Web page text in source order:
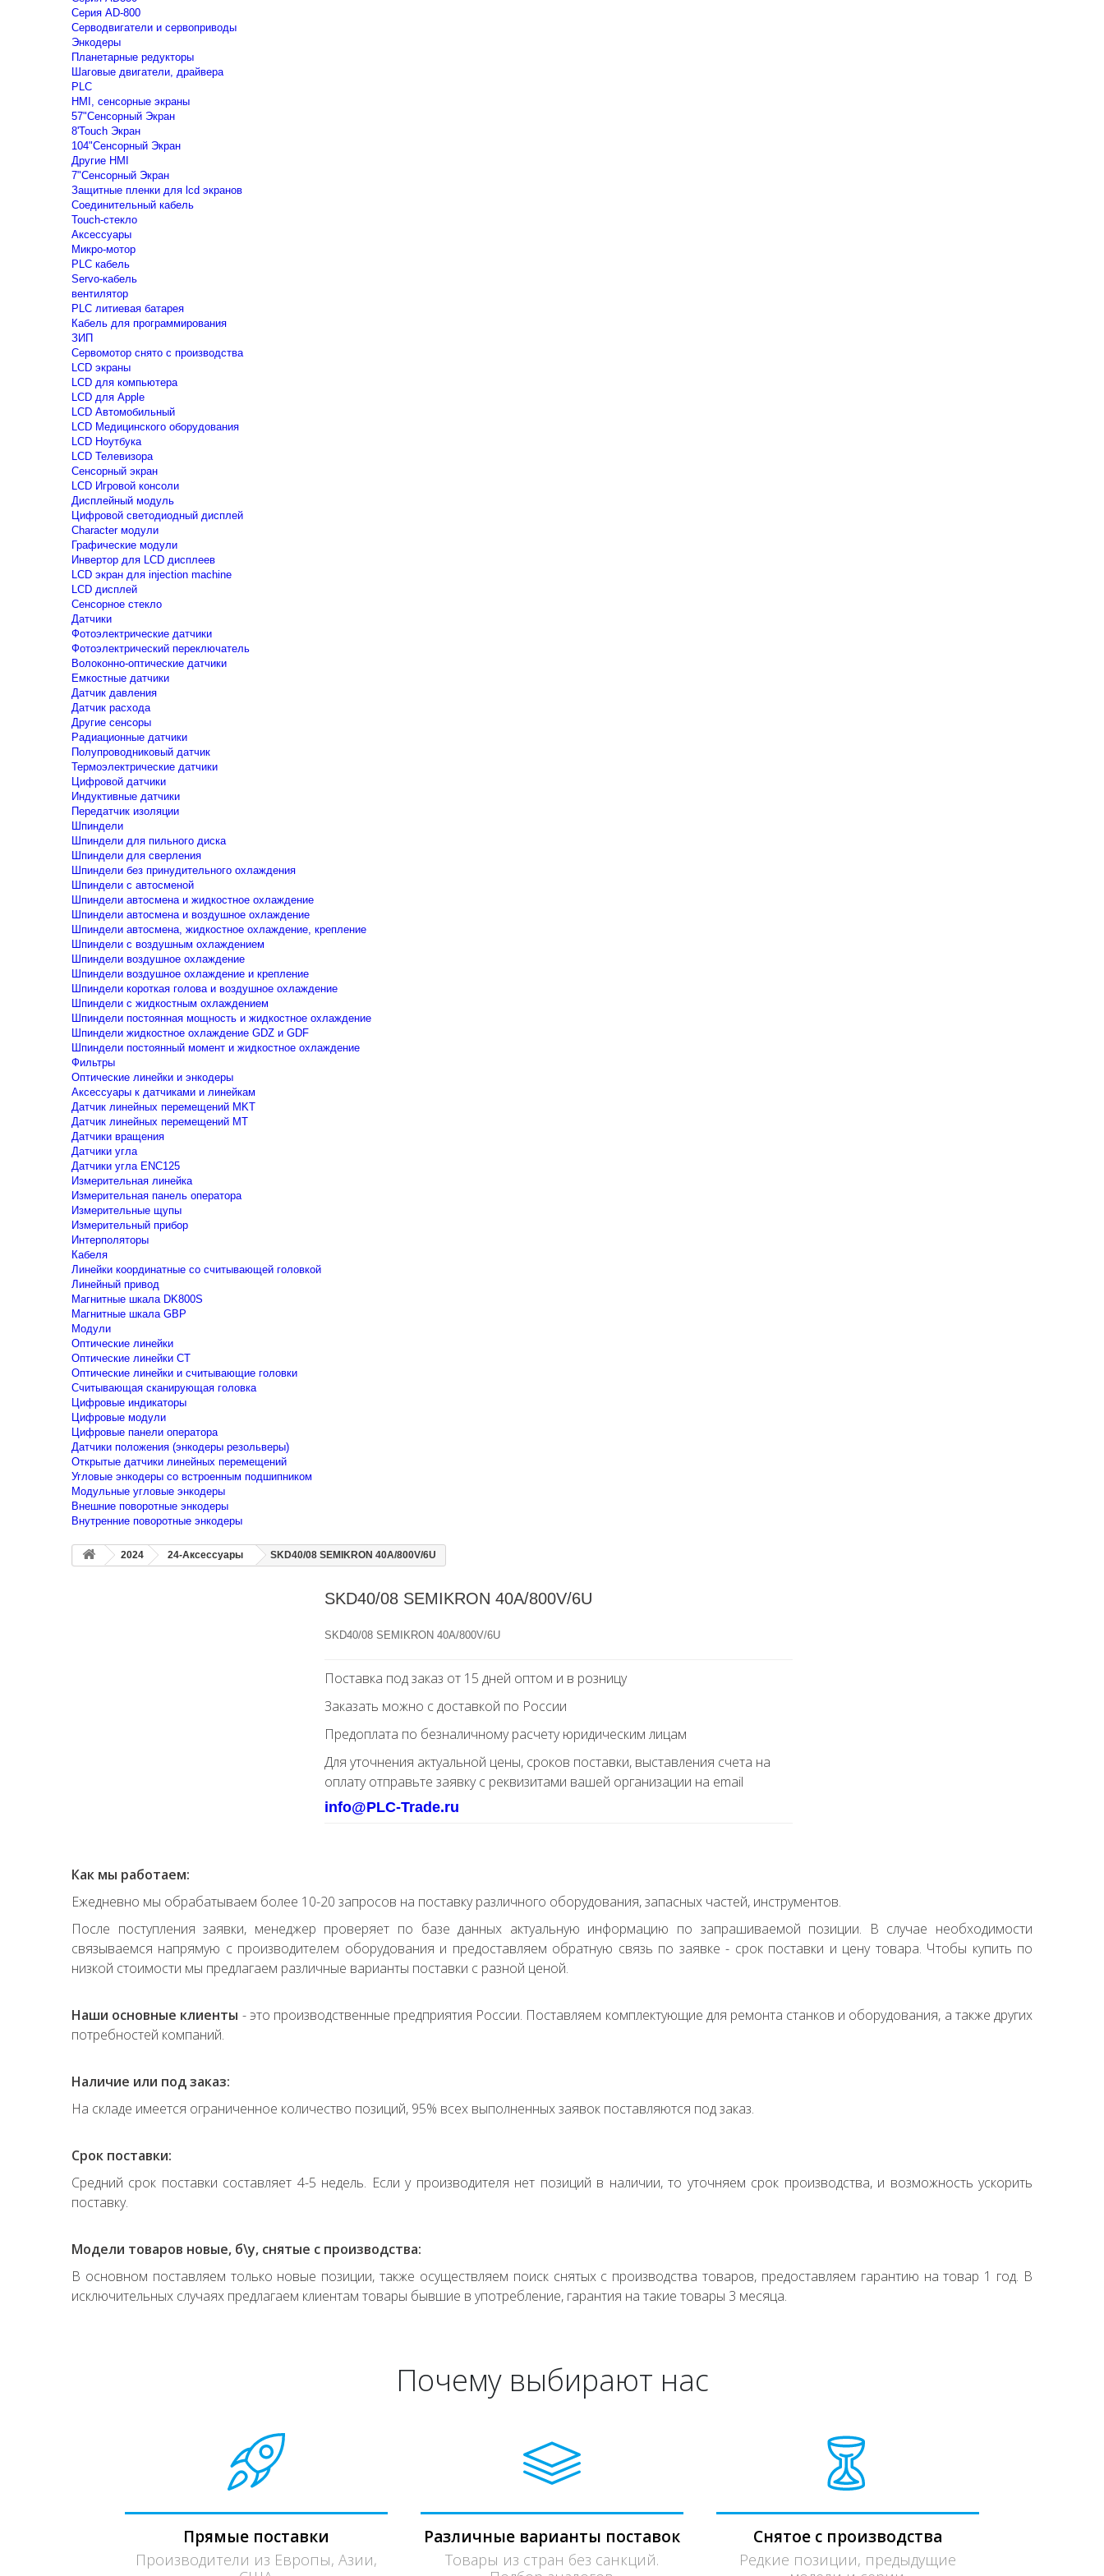
Серия AD-800
Серводвигатели и сервоприводы
Энкодеры
Планетарные редукторы
Шаговые двигатели, драйвера
PLC
HMI, сенсорные экраны
57"Сенсорный Экран
8'Touch Экран
104"Сенсорный Экран
Другие HMI
7"Сенсорный Экран
Защитные пленки для lcd экранов
Соединительный кабель
Touch-стекло
Аксессуары
Микро-мотор
PLC кабель
Servo-кабель
вентилятор
PLC литиевая батарея
Кабель для программирования
ЗИП
Сервомотор снято с производства
LCD экраны
LCD для компьютера
LCD для Apple
LCD Автомобильный
LCD Медицинского оборудования
LCD Ноутбука
LCD Телевизора
Сенсорный экран
LCD Игровой консоли
Дисплейный модуль
Цифровой светодиодный дисплей
Сharacter модули
Графические модули
Инвертор для LCD дисплеев
LCD экран для injection machine
LCD дисплей
Сенсорное стекло
Датчики
Фотоэлектрические датчики
Фотоэлектрический переключатель
Волоконно-оптические датчики
Емкостные датчики
Датчик давления
Датчик расхода
Другие сенсоры
Радиационные датчики
Полупроводниковый датчик
Термоэлектрические датчики
Цифровой датчики
Индуктивные датчики
Передатчик изоляции
Шпиндели
Шпиндели для пильного диска
Шпиндели для сверления
Шпиндели без принудительного охлаждения
Шпиндели с автосменой
Шпиндели автосмена и жидкостное охлаждение
Шпиндели автосмена и воздушное охлаждение
Шпиндели автосмена, жидкостное охлаждение, крепление
Шпиндели с воздушным охлаждением
Шпиндели воздушное охлаждение
Шпиндели воздушное охлаждение и крепление
Шпиндели короткая голова и воздушное охлаждение
Шпиндели с жидкостным охлаждением
Шпиндели постоянная мощность и жидкостное охлаждение
Шпиндели жидкостное охлаждение GDZ и GDF
Шпиндели постоянный момент и жидкостное охлаждение
Фильтры
Оптические линейки и энкодеры
Аксессуары к датчиками и линейкам
Датчик линейных перемещений MKT
Датчик линейных перемещений MT
Датчики вращения
Датчики угла
Датчики угла ENC125
Измерительная линейка
Измерительная панель оператора
Измерительные щупы
Измерительный прибор
Интерполяторы
Кабеля
Линейки координатные со считывающей головкой
Линейный привод
Магнитные шкала DK800S
Магнитные шкала GBP
Модули
Оптические линейки
Оптические линейки CT
Оптические линейки и считывающие головки
Считывающая сканирующая головка
Цифровые индикаторы
Цифровые модули
Цифровые панели оператора
Датчики положения (энкодеры резольверы)
Открытые датчики линейных перемещений
Угловые энкодеры со встроенным подшипником
Модульные угловые энкодеры
Внешние поворотные энкодеры
Внутренние поворотные энкодеры
2024 24-Аксессуары SKD40/08 SEMIKRON 40A/800V/6U
SKD40/08 SEMIKRON 40A/800V/6U
SKD40/08 SEMIKRON 40A/800V/6U
Поставка под заказ от 15 дней оптом и в розницу
Заказать можно с доставкой по России
Предоплата по безналичному расчету юридическим лицам
Для уточнения актуальной цены, сроков поставки, выставления счета на
оплату отправьте заявку с реквизитами вашей организации на email
info@PLC-Trade.ru
Как мы работаем:
Ежедневно мы обрабатываем более 10-20 запросов на поставку различного оборудования, запасных частей, инструментов.
После поступления заявки, менеджер проверяет по базе данных актуальную информацию по запрашиваемой позиции. В случае необходимости
связываемся напрямую с производителем оборудования и предоставляем обратную связь по заявке - срок поставки и цену товара. Чтобы купить по
низкой стоимости мы предлагаем различные варианты поставки с разной ценой.
Наши основные клиенты - это производственные предприятия России. Поставляем комплектующие для ремонта станков и оборудования, а также других
потребностей компаний.
Наличие или под заказ:
На складе имеется ограниченное количество позиций, 95% всех выполненных заявок поставляются под заказ.
Срок поставки:
Средний срок поставки составляет 4-5 недель. Если у производителя нет позиций в наличии, то уточняем срок производства, и возможность ускорить
поставку.
Модели товаров новые, б\у, снятые с производства:
В основном поставляем только новые позиции, также осуществляем поиск снятых с производства товаров, предоставляем гарантию на товар 1 год. В
исключительных случаях предлагаем клиентам товары бывшие в употребление, гарантия на такие товары 3 месяца.
Почему выбирают нас
Прямые поставки
Производители из Европы, Азии,
Различные варианты поставок
Товары из стран без санкций.
Снятое с производства
Редкие позиции, предыдущие